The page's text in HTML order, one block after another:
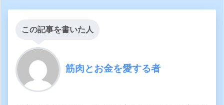
この記事を書いた人
筋肉とお金を愛する者